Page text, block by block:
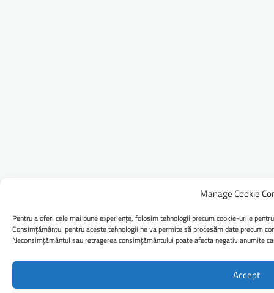
Manage Cookie
Pentru a oferi cele mai bune experiențe, folosim tehnologii precum cookie-urile
Consimțământul pentru aceste tehnologii ne va permite să procesăm date precum
Neconsimțământul sau retragerea consimțământului poate afecta negativ anumite
Accept